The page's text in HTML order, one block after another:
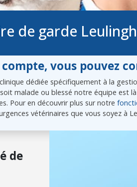
de garde
vous pouvez
dédiée spécifiquement à la
malade ou blessé notre équipe
Pour en découvrir plus sur notre
vétérinaires que vous soyez à
de